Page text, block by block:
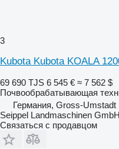
3
Kubota Kubota KOALA
69 690 TJS 6 545 € ≈ 7 562 $
Почвообрабатывающая
Германия, Gross-Umstadt
Seippel Landmaschinen
Связаться с продавцом